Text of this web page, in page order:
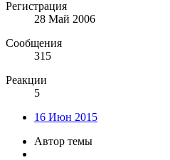
Регистрация
28 Май 2006
Сообщения
315
Реакции
5
16 Июн 2015
Автор темы